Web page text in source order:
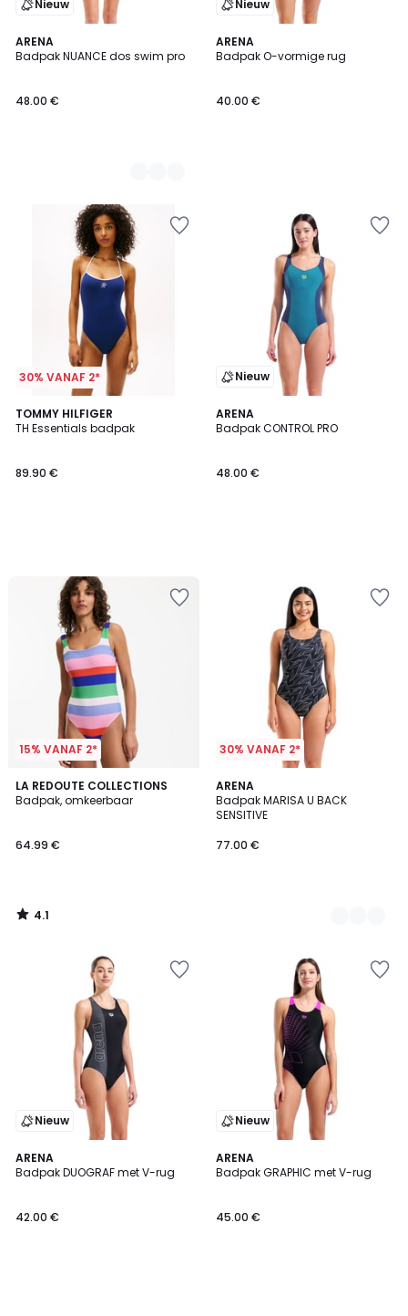
Nieuw
ARENA
Badpak NUANCE dos swim pro
48.00 €
2
Kleuren
Nieuw
ARENA
Badpak O-vormige rug
40.00 €
30% VANAF 2*
TOMMY HILFIGER
TH Essentials badpak
89.90 €
Nieuw
ARENA
Badpak CONTROL PRO
48.00 €
15% VANAF 2*
LA REDOUTE COLLECTIONS
Badpak, omkeerbaar
64.99 €
4.1
/ 5
4.1
/
30% VANAF 2*
ARENA
Badpak MARISA U BACK
SENSITIVE
77.00 €
2
Kleuren
Nieuw
ARENA
Badpak DUOGRAF met V-rug
42.00 €
Nieuw
ARENA
Badpak GRAPHIC met V-rug
45.00 €